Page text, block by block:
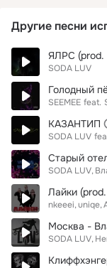
Другие песни
ЯЛРС (prod.
SODA LUV
Голодный
SEEMEE feat.
КАЗАНТИП
SODA LUV
Старый
SODA LUV
Лайки
nkeeei uniqe
Москва -
SODA LUV